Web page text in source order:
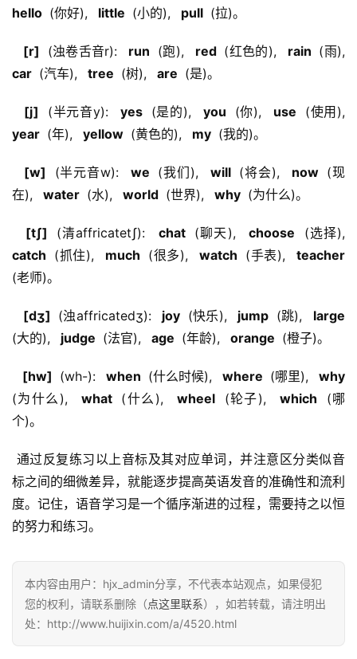
hello (你好),
  little
(小的),
  pull
(拉)。
  [r]
(浊卷舌音r):
  run
(跑),
  red
(红色的),
  rain
car (汽车),
  tree
(树),
  are
(是)。
  [j]
(半元音y):
  yes
(是的),
  you
(你),
  use
year (年),
  yellow
(黄色的),
  my
(我的)。
  [w]
(半元音w):
  we
(我们),
  will
(将会),
  now
(现
在),
  water
(水),
  world
(世界),
  why
(为什么)。
  [tʃ]
(清affricatetʃ):
  chat
(聊天),
  choose
catch (抓住),
  much
(很多),
  watch
(手表),
(老师)。
  [dʒ]
(浊affricatedʒ):
  joy
(快乐),
  jump
(跳),
(大的),
  judge
(法官),
  age
(年龄),
  orange
(橙子)。
  [hw]
(wh-):
  when
(什么时候),
  where
(哪里),
(为什么),
  what
(什么),
  wheel
(轮子),
  which
(哪
个)。
标之间的细微差异，就能逐步提高英语发音的准确性和流利
度。记住，语音学习是一个循序渐进的过程，需要持之以恒
的努力和练习。
本内容由用户：hjx_admin分享，不代表本站观点，如果侵犯
您的权利，请联系删除（点这里联系），如若转载，请注明出
处：http://www.huijixin.com/a/4520.html